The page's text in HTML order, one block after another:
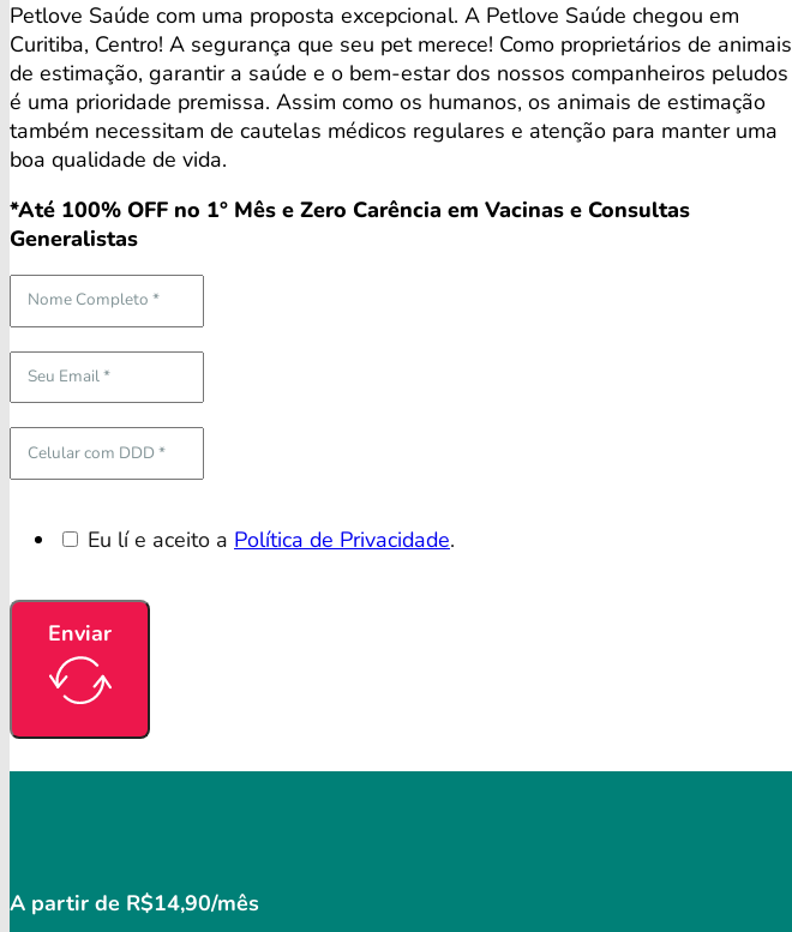
Petlove Saúde com uma proposta excepcional. A Petlove Saúde chegou em
Curitiba, Centro! A segurança que seu pet merece! Como proprietários de animais
de estimação, garantir a saúde e o bem-estar dos nossos companheiros peludos
é uma prioridade premissa. Assim como os humanos, os animais de estimação
também necessitam de cautelas médicos regulares e atenção para manter uma
boa qualidade de vida.
*Até 100% OFF no 1° Mês e Zero Carência em Vacinas e Consultas
Generalistas
Eu lí e aceito a Política de Privacidade.
Enviar
A partir de R$14,90/mês